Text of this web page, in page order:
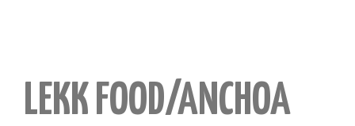
LEKK FOOD/ANCHOA